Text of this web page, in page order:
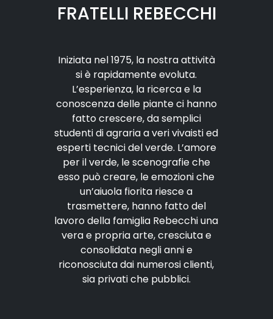
FRATELLI REBECCHI
Iniziata nel 1975, la nostra attività
si è rapidamente evoluta.
L’esperienza, la ricerca e la
conoscenza delle piante ci hanno
fatto crescere, da semplici
studenti di agraria a veri vivaisti ed
esperti tecnici del verde. L’amore
per il verde, le scenografie che
esso può creare, le emozioni che
un’aiuola fiorita riesce a
trasmettere, hanno fatto del
lavoro della famiglia Rebecchi una
vera e propria arte, cresciuta e
consolidata negli anni e
riconosciuta dai numerosi clienti,
sia privati che pubblici.